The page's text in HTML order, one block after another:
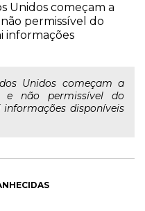
Unidos começam a
permissível do
informações
Unidos começam a
e não permissível do
disponíveis